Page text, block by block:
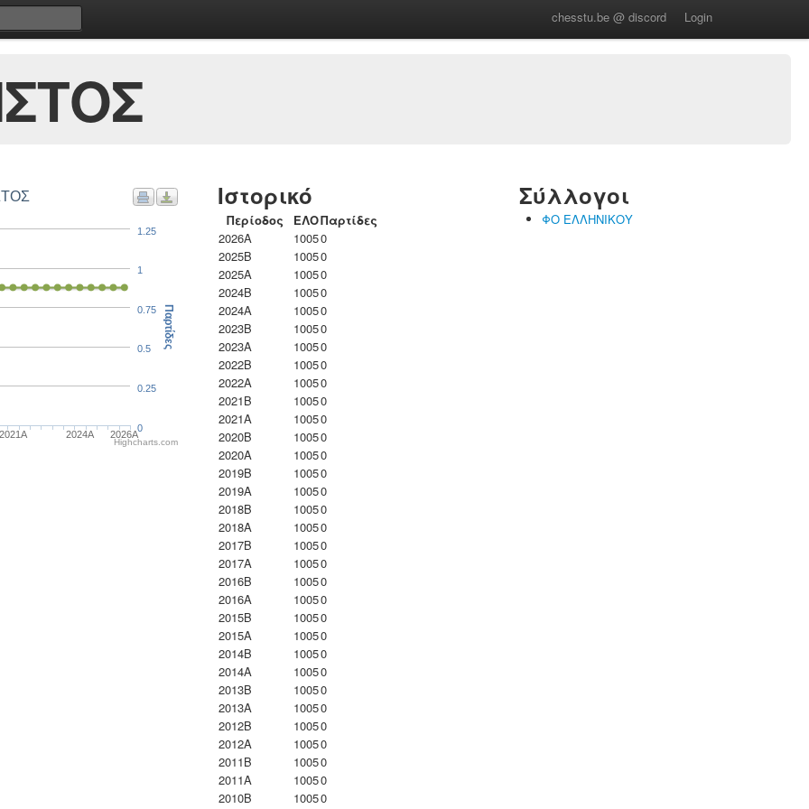
chesstu.be @ discord Login
2021A 2024A 2026A
0
0.25
0.5
0.75
1
1.25
Παρτίδες
Highcharts.com
Ιστορικό
Περίοδος ΕΛΟΠαρτίδες
2026A
10050
2025B
10050
2025A
10050
2024B
10050
2024A
10050
2023B
10050
2023Α
10050
2022B
10050
2022A
10050
2021B
10050
2021A
10050
2020B
10050
2020A
10050
2019B
10050
2019A
10050
2018B
10050
2018A
10050
2017B
10050
2017A
10050
2016B
10050
2016A
10050
2015B
10050
2015A
10050
2014B
10050
2014A
10050
2013B
10050
2013A
10050
2012B
10050
2012A
10050
2011B
10050
2011A
10050
2010B
10050
Σύλλογοι
ΦΟ ΕΛΛΗΝΙΚΟΥ